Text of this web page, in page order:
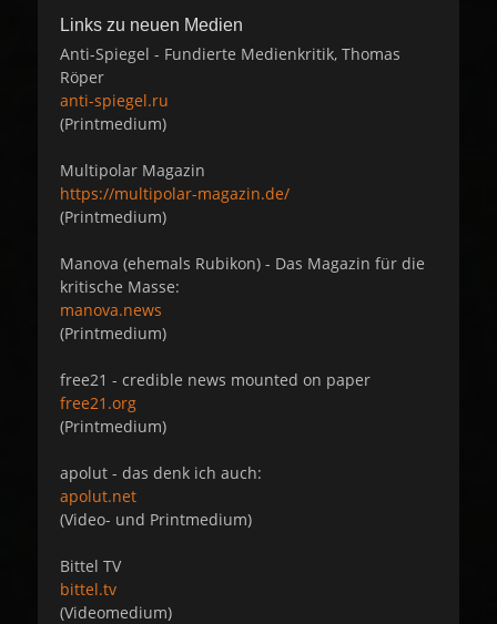
Links zu neuen Medien
Anti-Spiegel - Fundierte Medienkritik, Thomas
Röper
anti-spiegel.ru
(Printmedium)
Multipolar Magazin
https://multipolar-magazin.de/
(Printmedium)
Manova (ehemals Rubikon) - Das Magazin für die
kritische Masse:
manova.news
(Printmedium)
free21 - credible news mounted on paper
free21.org
(Printmedium)
apolut - das denk ich auch:
apolut.net
(Video- und Printmedium)
Bittel TV
bittel.tv
(Videomedium)